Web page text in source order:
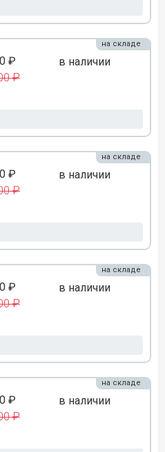
₽
₽
в наличии
на складе
₽
₽
в наличии
на складе
₽
₽
в наличии
на складе
₽
₽
в наличии
на складе